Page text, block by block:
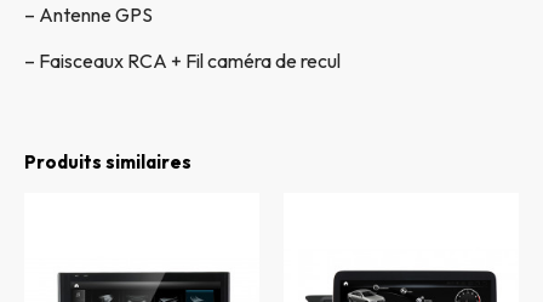
– Antenne GPS
– Faisceaux RCA + Fil caméra de recul
Produits similaires